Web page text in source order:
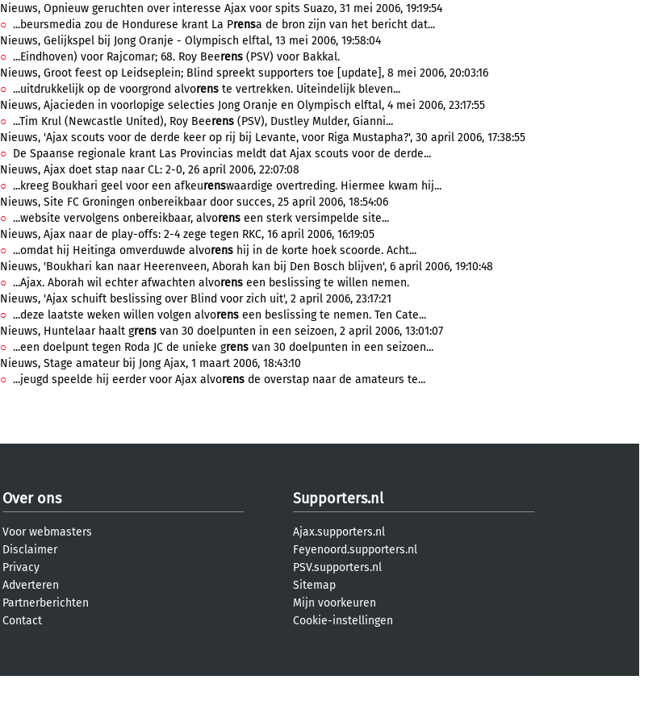
Nieuws, Opnieuw geruchten over interesse Ajax voor spits Suazo, 31 mei 2006, 19:19:54
...beursmedia zou de Hondurese krant La Prensa de bron zijn van het bericht dat...
Nieuws, Gelijkspel bij Jong Oranje - Olympisch elftal, 13 mei 2006, 19:58:04
...Eindhoven) voor Rajcomar; 68. Roy Beerens (PSV) voor Bakkal.
Nieuws, Groot feest op Leidseplein; Blind spreekt supporters toe [update], 8 mei 2006, 20:03:16
...uitdrukkelijk op de voorgrond alvorens te vertrekken. Uiteindelijk bleven...
Nieuws, Ajacieden in voorlopige selecties Jong Oranje en Olympisch elftal, 4 mei 2006, 23:17:55
...Tim Krul (Newcastle United), Roy Beerens (PSV), Dustley Mulder, Gianni...
Nieuws, 'Ajax scouts voor de derde keer op rij bij Levante, voor Riga Mustapha?', 30 april 2006, 17:38:55
De Spaanse regionale krant Las Provincias meldt dat Ajax scouts voor de derde...
Nieuws, Ajax doet stap naar CL: 2-0, 26 april 2006, 22:07:08
...kreeg Boukhari geel voor een afkeurenswaardige overtreding. Hiermee kwam hij...
Nieuws, Site FC Groningen onbereikbaar door succes, 25 april 2006, 18:54:06
...website vervolgens onbereikbaar, alvorens een sterk versimpelde site...
Nieuws, Ajax naar de play-offs: 2-4 zege tegen RKC, 16 april 2006, 16:19:05
...omdat hij Heitinga omverduwde alvorens hij in de korte hoek scoorde. Acht...
Nieuws, 'Boukhari kan naar Heerenveen, Aborah kan bij Den Bosch blijven', 6 april 2006, 19:10:48
...Ajax. Aborah wil echter afwachten alvorens een beslissing te willen nemen.
Nieuws, 'Ajax schuift beslissing over Blind voor zich uit', 2 april 2006, 23:17:21
...deze laatste weken willen volgen alvorens een beslissing te nemen. Ten Cate...
Nieuws, Huntelaar haalt grens van 30 doelpunten in een seizoen, 2 april 2006, 13:01:07
...een doelpunt tegen Roda JC de unieke grens van 30 doelpunten in een seizoen...
Nieuws, Stage amateur bij Jong Ajax, 1 maart 2006, 18:43:10
...jeugd speelde hij eerder voor Ajax alvorens de overstap naar de amateurs te...
Over ons
Voor webmasters
Disclaimer
Privacy
Adverteren
Partnerberichten
Contact
Supporters.nl
Ajax.supporters.nl
Feyenoord.supporters.nl
PSV.supporters.nl
Sitemap
Mijn voorkeuren
Cookie-instellingen